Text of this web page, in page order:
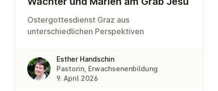
Ostergottesdienst Graz aus
unterschiedlichen Perspektiven
Esther Handschin
Pastorin, Erwachsenenbildung
9. April 2026